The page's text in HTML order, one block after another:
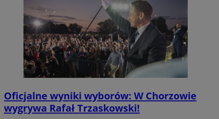
Oficjalne wyniki wyborów: W Chorzowie
wygrywa Rafał Trzaskowski!